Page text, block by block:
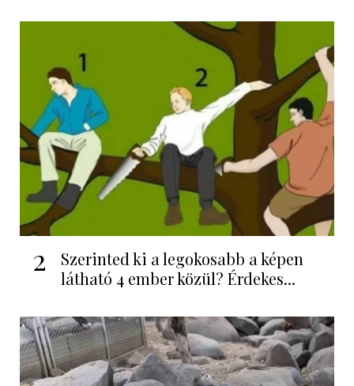
2
Szerinted ki a legokosabb a képen
látható 4 ember közül? Érdekes...